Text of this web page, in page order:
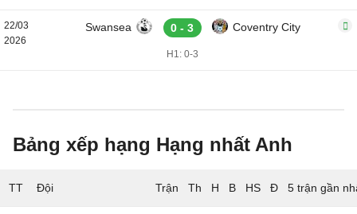
22/03
2026
Swansea 0 - 3 Coventry City
H1: 0-3
Bảng xếp hạng Hạng nhất Anh
TT Đội 5 trận gần